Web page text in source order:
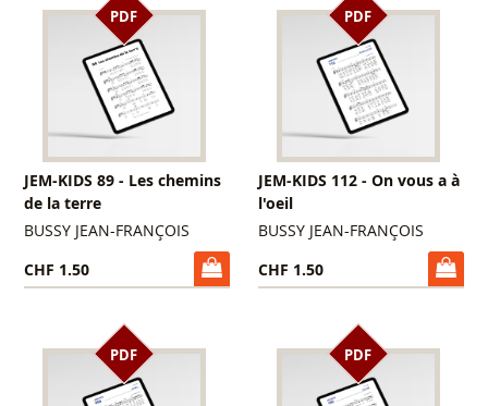
PDF
JEM-KIDS 89 - Les chemins
de la terre
BUSSY JEAN-FRANÇOIS
CHF 1.50
PDF
JEM-KIDS 112 - On vous a à
l'oeil
BUSSY JEAN-FRANÇOIS
CHF 1.50
PDF PDF